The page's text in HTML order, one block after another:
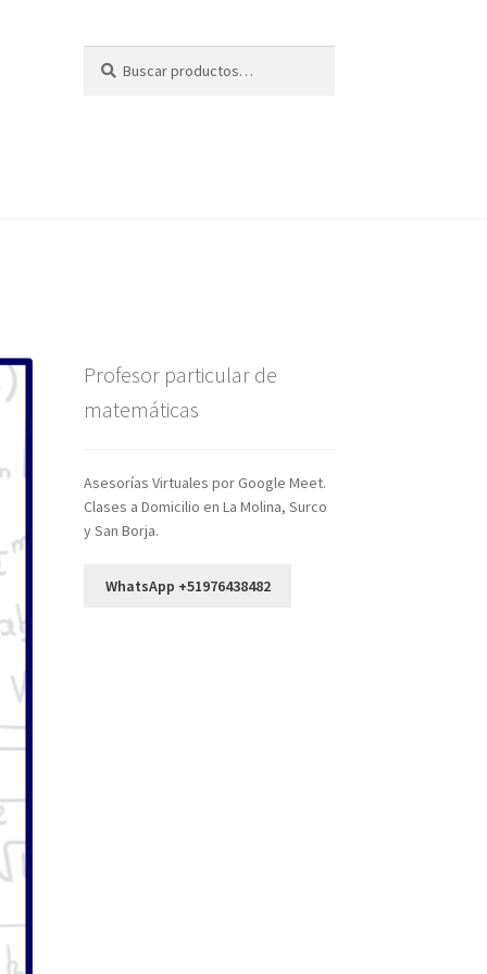
por:
Profesor particular de
matemáticas
Asesorías Virtuales por Google Meet.
Clases a Domicilio en La Molina, Surco
y San Borja.
WhatsApp +51976438482